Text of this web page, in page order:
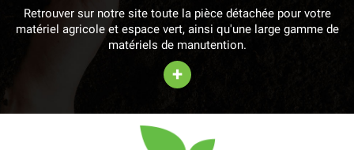
Retrouver sur notre site toute la pièce détachée pour votre
matériel agricole et espace vert, ainsi qu'une large gamme de
matériels de manutention.
+